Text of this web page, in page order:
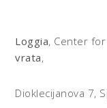
Loggia, Center
vrata,
Dioklecijanova 7,